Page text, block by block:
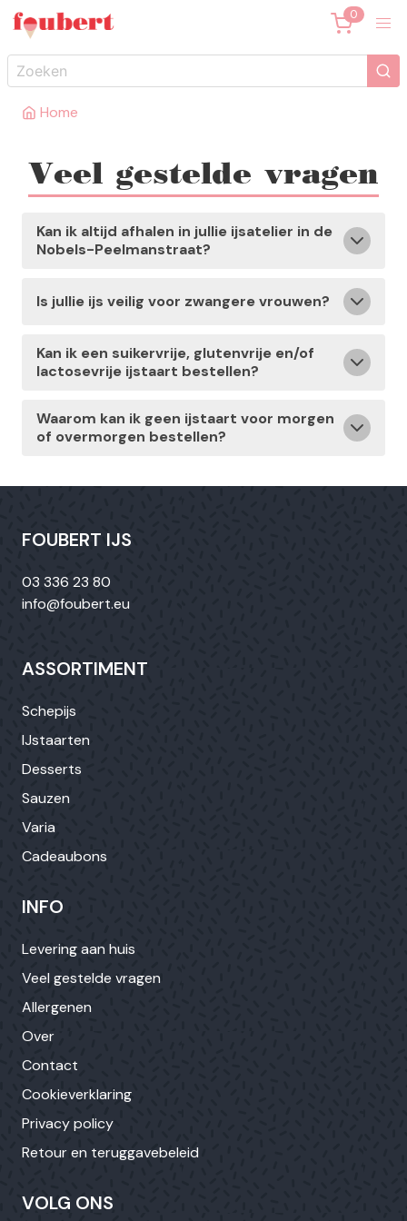
Home
Veel gestelde vragen
Kan ik altijd afhalen in jullie ijsatelier in de
Nobels-Peelmanstraat?
Is jullie ijs veilig voor zwangere vrouwen?
Kan ik een suikervrije, glutenvrije en/of
lactosevrije ijstaart bestellen?
Waarom kan ik geen ijstaart voor morgen
of overmorgen bestellen?
FOUBERT IJS
03 336 23 80
info@foubert.eu
ASSORTIMENT
Schepijs
IJstaarten
Desserts
Sauzen
Varia
Cadeaubons
INFO
Levering aan huis
Veel gestelde vragen
Allergenen
Over
Contact
Cookieverklaring
Privacy policy
Retour en teruggavebeleid
VOLG ONS